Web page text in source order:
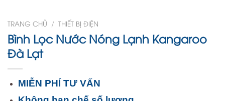
TRANG CHỦ / THIẾT BỊ ĐIỆN
Bình Lọc Nước Nóng Lạnh Kangaroo
Đà Lạt
MIỄN PHÍ TƯ VẤN